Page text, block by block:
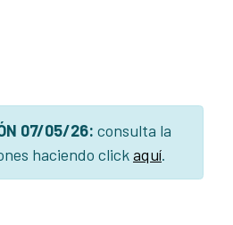
07/05/26: consulta la
haciendo clickaquí.